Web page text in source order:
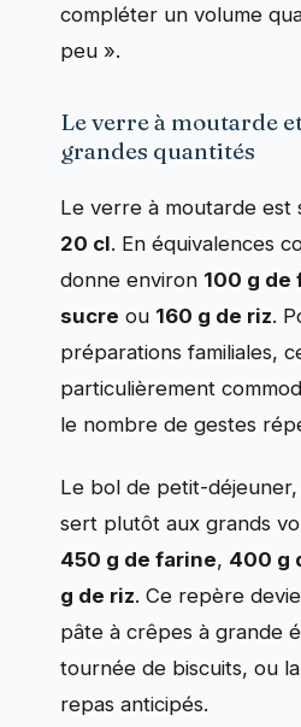
compléter un volume
peu ».
Le verre à moutarde
grandes quantités
Le verre à moutarde est
20 cl. En équivalences
donne environ 100 g de
sucre ou 160 g de riz.
préparations familiales,
particulièrement
le nombre de gestes
Le bol de petit-
sert plutôt aux grands
450 g de farine, 400 g
g de riz. Ce repère
pâte à crêpes à grande
tournée de biscuits, ou
repas anticipés.